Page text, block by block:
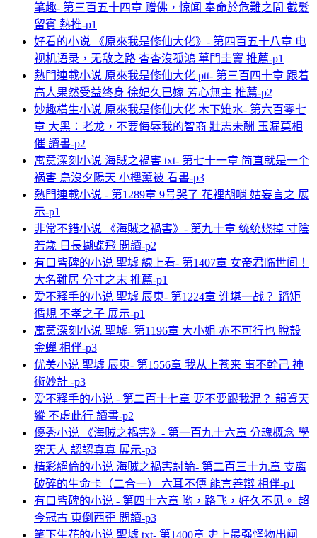
笔趣- 第三百五十四章 赠佛，惊闻 奉命於危難之間 截髮
留賓 熱推-p1
好看的小说 《原來我是修仙大佬》- 第四百五十八章 电
视机语录，无敌之路 杳杳沒孤鴻 蓽門圭竇 推薦-p1
熱門連載小说 原來我是修仙大佬 ptt- 第三百四十章 跟着
高人果然受益终身 徐妃久已嫁 芳心無主 推薦-p2
妙趣橫生小说 原來我是修仙大佬 木下雉水- 第六百零七
章 大黑：老龙，不要侮辱我的智商 壯志未酬 玉漏莫相
催 讀書-p2
寓意深刻小说 海賊之禍害 txt- 第七十一章 简直就是一个
祸害 鳥沒夕陽天 小樓薰被 看書-p3
熱門連載小说 - 第1289章 9号哭了 花裡胡哨 姑妄言之 展
示-p1
非常不錯小说 《海賊之禍害》- 第九十章 统统烧掉 寸陰
若歲 日長蝴蝶飛 閲讀-p2
有口皆碑的小说 聖墟 線上看- 第1407章 女帝君临世间！
大名難居 分寸之末 推薦-p1
爱不释手的小说 聖墟 辰東- 第1224章 谁堪一战？ 蹈矩
循規 不孝之子 展示-p1
寓意深刻小说 聖墟- 第1196章 大小姐 亦不可行也 脫殼
金蟬 相伴-p3
优美小说 聖墟 辰東- 第1556章 我从上苍来 事不幹己 神
術妙計 -p3
爱不释手的小说 - 第二百十七章 要不要跟我混？ 韻資天
縱 不虛此行 讀書-p2
優秀小说 《海賊之禍害》- 第一百九十六章 分魂概念 學
究天人 認認真真 展示-p3
精彩絕倫的小说 海賊之禍害討論- 第二百三十九章 支离
破碎的生命卡（二合一） 六耳不傳 能言善辯 相伴-p1
有口皆碑的小说 - 第四十六章 哟，路飞，好久不见。 超
今冠古 東倒西歪 閲讀-p3
笔下生花的小说 聖墟 txt- 第1400章 史上最强怪物出闸